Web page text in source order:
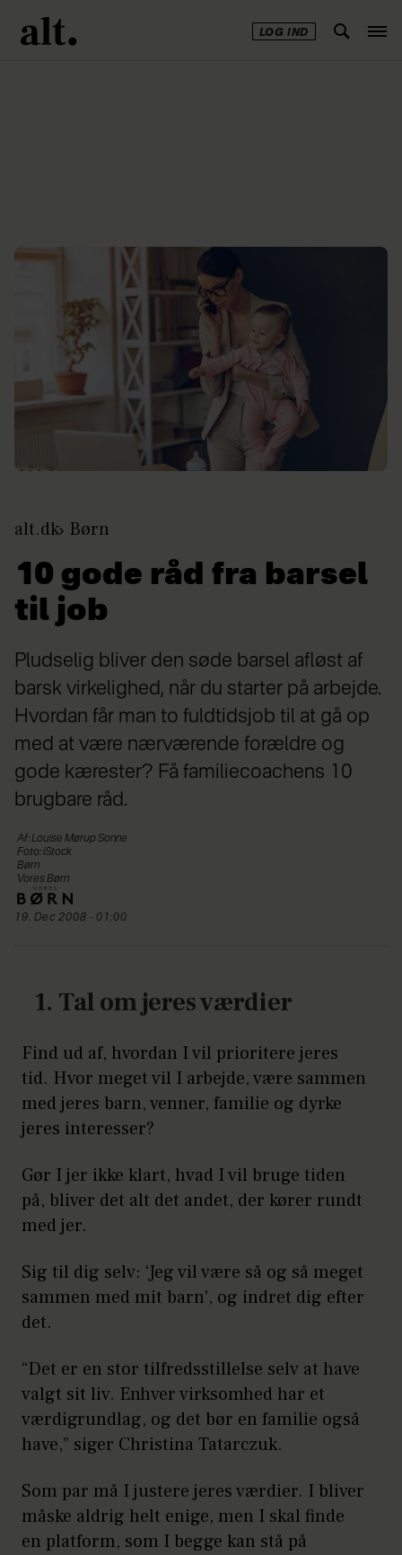
LOG IND
alt.dk Børn
10 gode råd fra barsel
til job
Pludselig bliver den søde barsel afløst af
barsk virkelighed, når du starter på arbejde.
Hvordan får man to fuldtidsjob til at gå op
med at være nærværende forældre og
gode kærester? Få familiecoachens 10
brugbare råd.
Af: Louise Mørup Sonne
Foto: iStock
Børn
Vores Børn
19. Dec 2008 - 01:00
1. Tal om jeres værdier
Find ud af, hvordan I vil prioritere jeres
tid. Hvor meget vil I arbejde, være sammen
med jeres barn, venner, familie og dyrke
jeres interesser?
Gør I jer ikke klart, hvad I vil bruge tiden
på, bliver det alt det andet, der kører rundt
med jer.
Sig til dig selv: ‘Jeg vil være så og så meget
sammen med mit barn’, og indret dig efter
det.
“Det er en stor tilfredsstillelse selv at have
valgt sit liv. Enhver virksomhed har et
værdigrundlag, og det bør en familie også
have,” siger Christina Tatarczuk.
Som par må I justere jeres værdier. I bliver
måske aldrig helt enige, men I skal finde
en platform, som I begge kan stå på